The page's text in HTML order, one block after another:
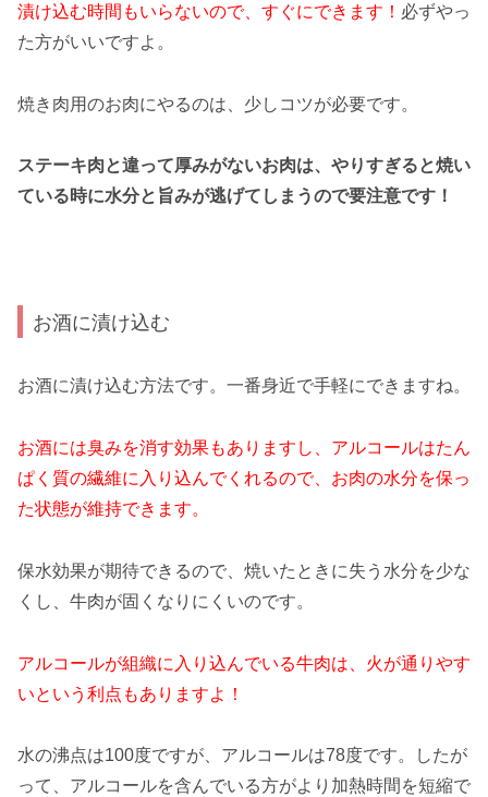
漬け込む時間もいらないので、すぐにできます！ 必ずやっ
た方がいいですよ。
焼き肉用のお肉にやるのは、少しコツが必要です。
ステーキ肉と違って厚みがないお肉は、やりすぎると焼い
ている時に水分と旨みが逃げてしまうので要注意です！
お酒に漬け込む
お酒に漬け込む方法です。一番身近で手軽にできますね。
お酒には臭みを消す効果もありますし、アルコールはたん
ぱく質の繊維に入り込んでくれるので、お肉の水分を保っ
た状態が維持できます。
保水効果が期待できるので、焼いたときに失う水分を少な
くし、牛肉が固くなりにくいのです。
アルコールが組織に入り込んでいる牛肉は、火が通りやす
いという利点もありますよ！
水の沸点は100度ですが、アルコールは78度です。したが
って、アルコールを含んでいる方がより加熱時間を短縮で